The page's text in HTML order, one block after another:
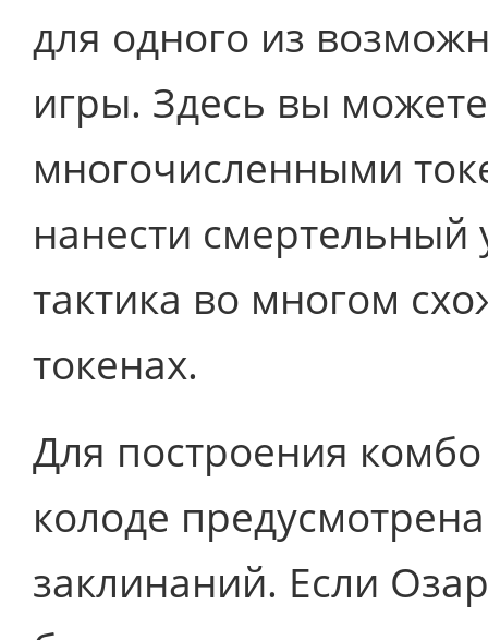
для одного из
игры. Здесь вы
многочисленными
нанести
тактика во многом
токенах.
Для построения
колоде
заклинаний. Если